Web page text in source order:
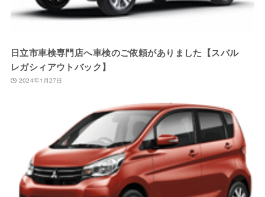
日立市車検専門店へ車検のご依頼がありました【スバル
レガシィアウトバック】
2024年1月27日